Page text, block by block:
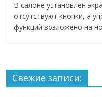
В салоне установлен
отсутствуют кнопки, а
функций возложено на
Свежие записи: